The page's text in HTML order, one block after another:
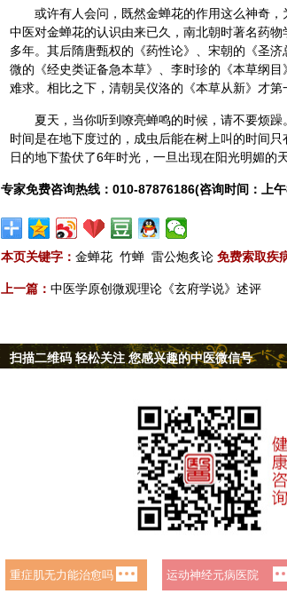
或许有人会问，既然金蝉花的作用这么神奇
中医对金蝉花的认识由来已久，南北朝时著名药
多年。其后隋唐甄权的《药性论》、宋朝的《圣
微的《经史类证备急本草》、 李时珍的《本草纲
难求。相比之下，清朝吴仪洛的《本草从新》才第
夏天，当你听到嘹亮蝉鸣的时候，请不要烦
时间是在地下度过的，成虫后能在树上叫的时间
日的地下蛰伏了6年时光，一旦出现在阳光明媚的
专家免费咨询热线：010-87876186(咨询时间：上
本页关键字： 金蝉花 竹蝉 雷公炮炙论 免费索取疾
上一篇： 中医学原创微观理论《玄府学说》述评
扫描二维码 轻松关注 您感兴趣的中医微信号